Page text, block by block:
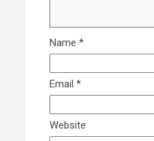
Name *
Email *
Website